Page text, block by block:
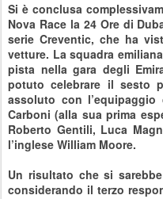
Si è conclusa
Nova Race la 24 Ore di
serie Creventic, che ha
vetture. La squadra
pista nella gara degli
potuto celebrare il sesto
assoluto con
Carboni (alla sua prima
Roberto Gentili, Luca
l’inglese William Moore.
Un risultato che si
considerando il terzo